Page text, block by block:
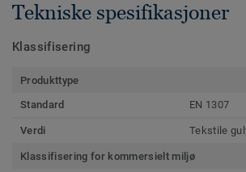
Tekniske spesifikasjoner
Klassifisering
Produkttype
Standard
EN 1307
Verdi Tekstile
Klassifisering for kommersielt miljø